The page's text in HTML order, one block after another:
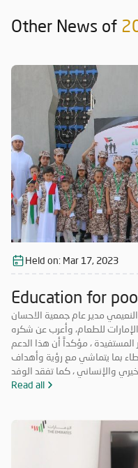
Other News of
Held on: Mar 17, 2023
Education for
مدير عام جمعية الاحسان
للطعام، وأعرب عن شكره
، مؤكداً أن هذا الدعم
بما يتماشي مع رؤية وأهداف
والإنساني ، كما تفقد الوفد
، وأيضاً قام بجولة للتعرف على
Read all